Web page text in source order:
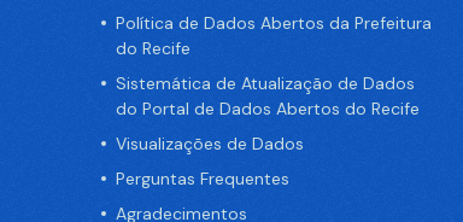
Política de Dados Abertos da Prefeitura
do Recife
Sistemática de Atualização de Dados
do Portal de Dados Abertos do Recife
Visualizações de Dados
Perguntas Frequentes
Agradecimentos